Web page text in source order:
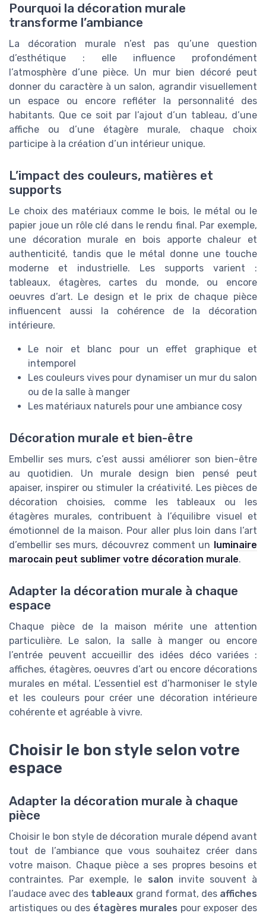
Pourquoi la décoration murale
transforme l’ambiance
La décoration murale n’est pas qu’une question
d’esthétique : elle influence profondément
l’atmosphère d’une pièce. Un mur bien décoré peut
donner du caractère à un salon, agrandir visuellement
un espace ou encore refléter la personnalité des
habitants. Que ce soit par l’ajout d’un tableau, d’une
affiche ou d’une étagère murale, chaque choix
participe à la création d’un intérieur unique.
L’impact des couleurs, matières et
supports
Le choix des matériaux comme le bois, le métal ou le
papier joue un rôle clé dans le rendu final. Par exemple,
une décoration murale en bois apporte chaleur et
authenticité, tandis que le métal donne une touche
moderne et industrielle. Les supports varient :
tableaux, étagères, cartes du monde, ou encore
oeuvres d’art. Le design et le prix de chaque pièce
influencent aussi la cohérence de la décoration
intérieure.
Le noir et blanc pour un effet graphique et
intemporel
Les couleurs vives pour dynamiser un mur du salon
ou de la salle à manger
Les matériaux naturels pour une ambiance cosy
Décoration murale et bien-être
Embellir ses murs, c’est aussi améliorer son bien-être
au quotidien. Un murale design bien pensé peut
apaiser, inspirer ou stimuler la créativité. Les pièces de
décoration choisies, comme les tableaux ou les
étagères murales, contribuent à l’équilibre visuel et
émotionnel de la maison. Pour aller plus loin dans l’art
d’embellir ses murs, découvrez comment un luminaire
marocain peut sublimer votre décoration murale.
Adapter la décoration murale à chaque
espace
Chaque pièce de la maison mérite une attention
particulière. Le salon, la salle à manger ou encore
l’entrée peuvent accueillir des idées déco variées :
affiches, étagères, oeuvres d’art ou encore décorations
murales en métal. L’essentiel est d’harmoniser le style
et les couleurs pour créer une décoration intérieure
cohérente et agréable à vivre.
Choisir le bon style selon votre
espace
Adapter la décoration murale à chaque
pièce
Choisir le bon style de décoration murale dépend avant
tout de l’ambiance que vous souhaitez créer dans
votre maison. Chaque pièce a ses propres besoins et
contraintes. Par exemple, le salon invite souvent à
l’audace avec des tableaux grand format, des affiches
artistiques ou des étagères murales pour exposer des